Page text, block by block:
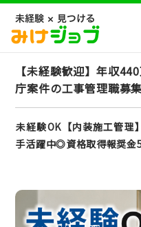
【未経験歓迎】年収
庁案件の工事管理職募集
未経験OK【内装施工管
手活躍中◎資格取得報奨金